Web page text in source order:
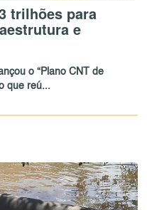
trilhões para
e
o “Plano CNT de
que reú...